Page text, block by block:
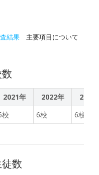
後は，プログラミング学習
ます。
結果 主要項目について
2021年 2022年
2023
校 6校 6校
数